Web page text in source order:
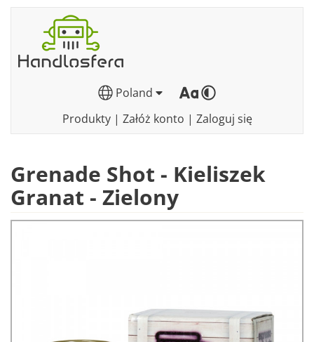
Poland
Produkty| Załóż konto | Zaloguj się
Grenade Shot - Kieliszek
Granat - Zielony